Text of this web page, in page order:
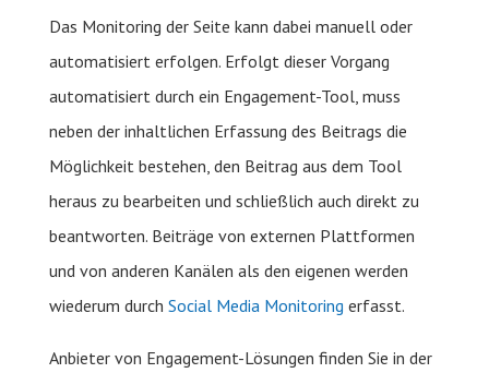
Das Monitoring der Seite kann dabei manuell oder
automatisiert erfolgen. Erfolgt dieser Vorgang
automatisiert durch ein Engagement-Tool, muss
neben der inhaltlichen Erfassung des Beitrags die
Möglichkeit bestehen, den Beitrag aus dem Tool
heraus zu bearbeiten und schließlich auch direkt zu
beantworten. Beiträge von externen Plattformen
und von anderen Kanälen als den eigenen werden
wiederum durch Social Media Monitoring erfasst.
Anbieter von Engagement-Lösungen finden Sie in der